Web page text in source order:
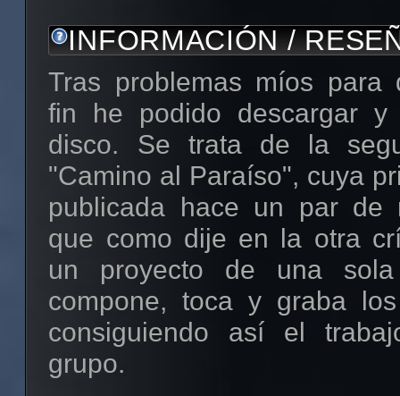
INFORMACIÓN /
Tras problemas míos para
fin he podido descargar y
disco. Se trata de la
"Camino al Paraíso", cuya
publicada hace un par
que como dije en la otra
un proyecto de una
compone, toca y graba
consiguiendo así el
grupo.